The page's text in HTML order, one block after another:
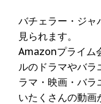
バチェラー・ジ
見られます。
Amazonプライム
ルのドラマやバラ
ラマ・映画・バラ
いたくさんの動画